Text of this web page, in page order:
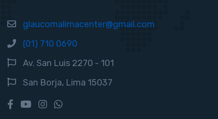
glaucomalimacenter@gmail.com
(01) 710 0690
Av. San Luis 2270 - 101
San Borja, Lima 15037